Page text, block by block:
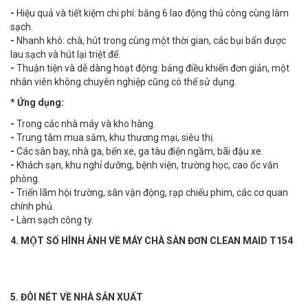
- Hiệu quả và tiết kiệm chi phí: bằng 6 lao động thủ công cùng làm
sạch.
- Nhanh khô: chà, hút trong cùng một thời gian, các bụi bẩn được
lau sạch và hút lại triệt để.
- Thuận tiện và dễ dàng hoạt động: bảng điều khiển đơn giản, một
nhân viên không chuyên nghiệp cũng có thể sử dụng.
* Ứng dụng:
- Trong các nhà máy và kho hàng.
- Trung tâm mua sắm, khu thương mại, siêu thị.
- Các sân bay, nhà ga, bến xe, ga tàu điện ngầm, bãi đậu xe.
- Khách sạn, khu nghỉ dưỡng, bệnh viện, trường học, cao ốc văn
phòng.
- Triển lãm hội trường, sân vận động, rạp chiếu phim, các cơ quan
chính phủ.
- Làm sạch công ty.
4. MỘT SỐ HÌNH ẢNH VỀ MÁY CHÀ SÀN ĐƠN CLEAN MAID T154
5. ĐÔI NÉT VỀ NHÀ SẢN XUẤT